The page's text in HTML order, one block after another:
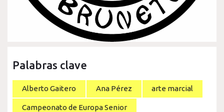
Palabras clave
Alberto Gaitero Ana Pérez arte marcial
Campeonato de Europa Senior